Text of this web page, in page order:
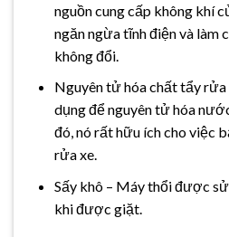
nguồn cung cấp không khí
ngăn ngừa tĩnh điện và làm
không đổi.
Nguyên tử hóa chất tẩy
dụng để nguyên tử hóa
đó, nó rất hữu ích cho việc
rửa xe.
Sấy khô – Máy thổi được
khi được giặt.